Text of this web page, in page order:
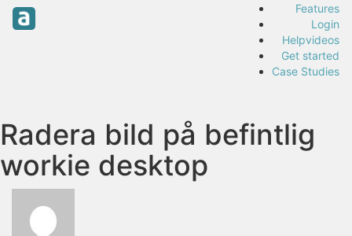
Features
Login
Helpvideos
Get started
Case Studies
Radera bild på befintlig
workie desktop